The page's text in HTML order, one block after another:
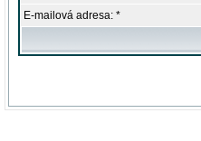
E-mailová adresa: *